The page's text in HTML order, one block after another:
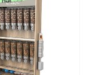
calidad